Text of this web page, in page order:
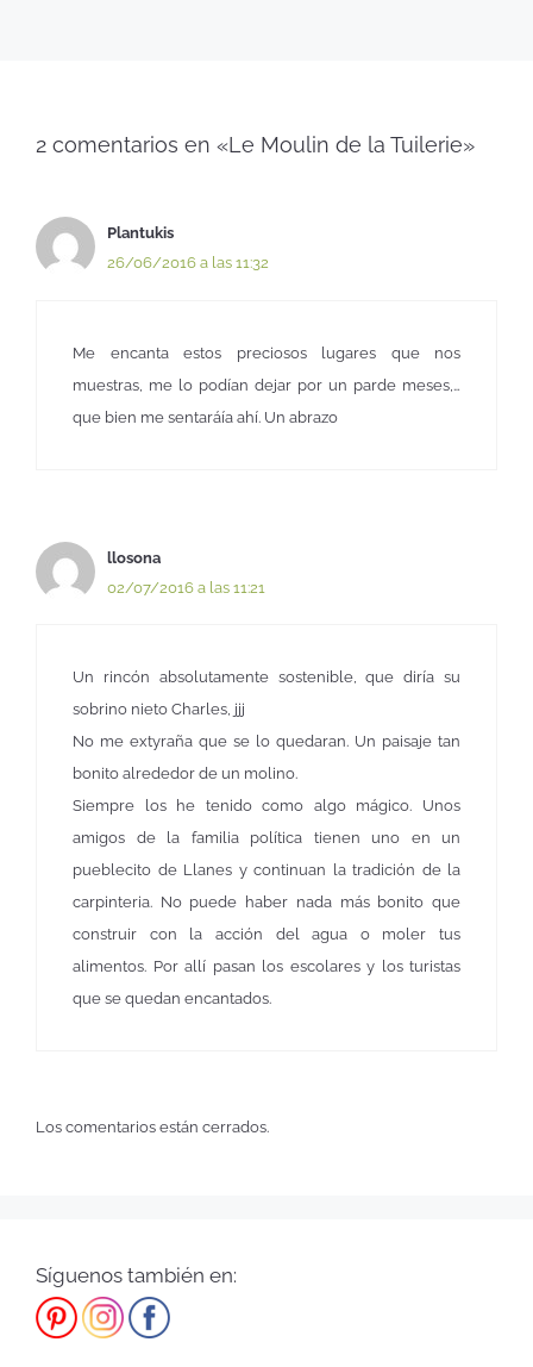
2 comentarios en «Le Moulin de la Tuilerie»
Plantukis
26/06/2016 a las 11:32
Me encanta estos preciosos lugares que nos
muestras, me lo podían dejar por un parde meses,…
que bien me sentaráía ahí. Un abrazo
llosona
02/07/2016 a las 11:21
Un rincón absolutamente sostenible, que diría su
sobrino nieto Charles, jjj
No me extyraña que se lo quedaran. Un paisaje tan
bonito alrededor de un molino.
Siempre los he tenido como algo mágico. Unos
amigos de la familia política tienen uno en un
pueblecito de Llanes y continuan la tradición de la
carpinteria. No puede haber nada más bonito que
construir con la acción del agua o moler tus
alimentos. Por allí pasan los escolares y los turistas
que se quedan encantados.
Los comentarios están cerrados.
Síguenos también en: